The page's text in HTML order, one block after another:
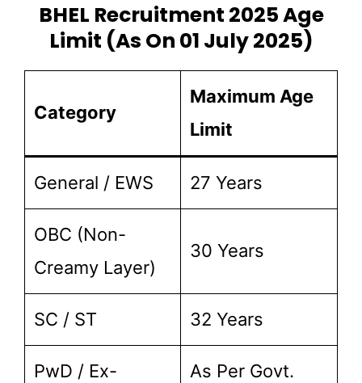
BHEL Recruitment 2025 Age
Limit (as On 01 July 2025)
Category
Maximum Age
Limit
General / EWS 27 Years
OBC (Non-
Creamy Layer)
30 Years
SC / ST 32 Years
PwD / Ex-
As Per Govt.